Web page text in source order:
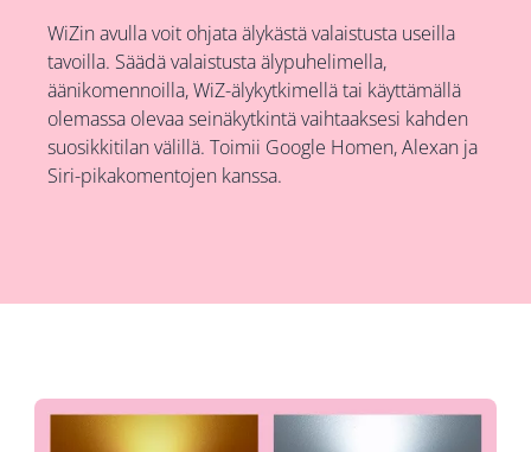
WiZin avulla voit ohjata älykästä valaistusta useilla
tavoilla. Säädä valaistusta älypuhelimella,
äänikomennoilla, WiZ-älykytkimellä tai käyttämällä
olemassa olevaa seinäkytkintä vaihtaaksesi kahden
suosikkitilan välillä. Toimii Google Homen, Alexan ja
Siri-pikakomentojen kanssa.